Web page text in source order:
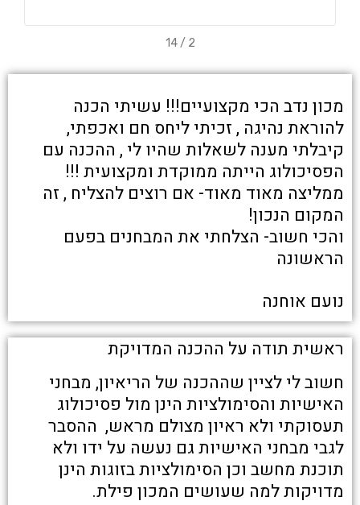
2
/
14
מכון נדב הכי מקצועיים!!! עשיתי הכנה
להוראת נהיגה , זכיתי ליחס חם ואכפתי,
קיבלתי מענה לשאלות שהיו לי , ההכנה עם
הפסיכולוג הייתה ממוקדת ומקצועית !!!
ממליצה מאוד מאוד- אם רוצים להצליח , זה
המקום הנכון!
והכי חשוב- הצלחתי את המבחנים בפעם
הראשונה
נועם אוחנה
ראשית תודה על ההכנה המדויקת
חשוב לי לציין שההכנה של הריאיון, מבחני
האישיות והסימולציות הינן מול פסיכולוג
תעסוקתי ולא ראיון מצולם מראש, ההסבר
לגבי מבחני האישיות גם נעשה על ידו ולא
תוכנת מחשב וכן הסימולציות בזוגות הינן
מדויקות למה שעושים המכון פילת.